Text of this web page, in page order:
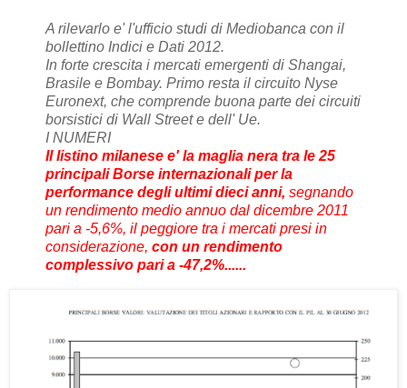
A rilevarlo e' l'ufficio studi di Mediobanca con il
bollettino Indici e Dati 2012.
In forte crescita i mercati emergenti di Shangai,
Brasile e Bombay. Primo resta il circuito Nyse
Euronext, che comprende buona parte dei circuiti
borsistici di Wall Street e dell' Ue.
I NUMERI
Il listino milanese e' la maglia nera tra le 25
principali Borse internazionali per la
performance degli ultimi dieci anni, segnando
un rendimento medio annuo dal dicembre 2011
pari a -5,6%, il peggiore tra i mercati presi in
considerazione, con un rendimento
complessivo pari a -47,2%......